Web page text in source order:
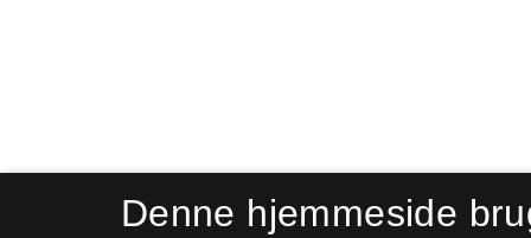
Denne hjemmeside